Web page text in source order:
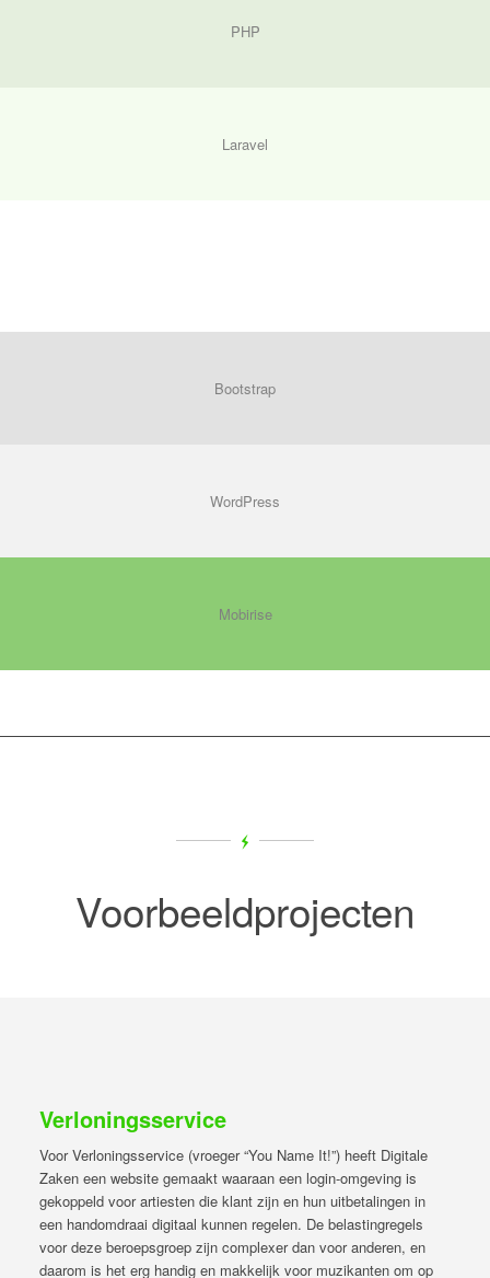
PHP
Laravel
Bootstrap
WordPress
Mobirise
Voorbeeldprojecten
Verloningsservice
Voor Verloningsservice (vroeger “You Name It!”) heeft Digitale
Zaken een website gemaakt waaraan een login-omgeving is
gekoppeld voor artiesten die klant zijn en hun uitbetalingen in
een handomdraai digitaal kunnen regelen. De belastingregels
voor deze beroepsgroep zijn complexer dan voor anderen, en
daarom is het erg handig en makkelijk voor muzikanten om op